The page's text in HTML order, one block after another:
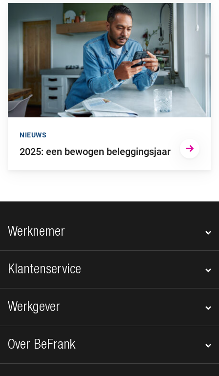
Ga naar “2025: een bewogen beleggingsjaar”
2025: een bewogen beleggingsjaar
NIEUWS
Footer navigatie
Werknemer
Klantenservice
Werkgever
Over BeFrank